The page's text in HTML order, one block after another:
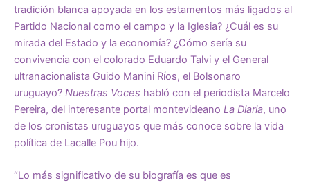
tradición blanca apoyada en los estamentos más ligados al
Partido Nacional como el campo y la Iglesia? ¿Cuál es su
mirada del Estado y la economía? ¿Cómo sería su
convivencia con el colorado Eduardo Talvi y el General
ultranacionalista Guido Manini Ríos, el Bolsonaro
uruguayo? Nuestras Voces habló con el periodista Marcelo
Pereira, del interesante portal montevideano La Diaria, uno
de los cronistas uruguayos que más conoce sobre la vida
política de Lacalle Pou hijo.
“Lo más significativo de su biografía es que es